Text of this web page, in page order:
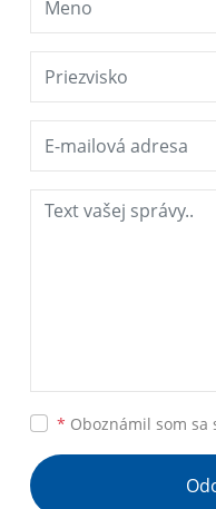
* Oboznámil som sa